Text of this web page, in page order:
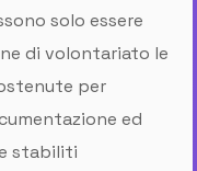
solo essere
di volontariato le
per
ed
stabiliti